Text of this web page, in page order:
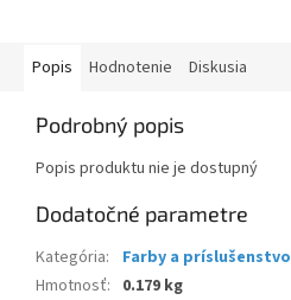
Popis Hodnotenie Diskusia
Podrobný popis
Popis produktu nie je dostupný
Dodatočné parametre
Kategória:
Farby a príslušenstvo
Hmotnosť: 0.179 kg